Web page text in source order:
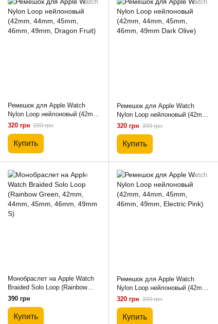
Ремешок для Apple Watch
Nylon Loop нейлоновый (42mm,
44mm, 45mm, 46mm, 49mm,
Dragon Fruit)
320 грн 399 грн
Купить
Ремешок для Apple Watch
Nylon Loop нейлоновый (42mm,
44mm, 45mm, 46mm, 49mm
Dark Olive)
320 грн 399 грн
Купить
Монобраслет на Apple Watch
Braided Solo Loop (Rainbow
Green, 42mm, 44mm, 45mm,
390 грн
Купить
Ремешок для Apple Watch
Nylon Loop нейлоновый (42mm,
44mm, 45mm, 46mm, 49mm,
320 грн 399 грн
Купить